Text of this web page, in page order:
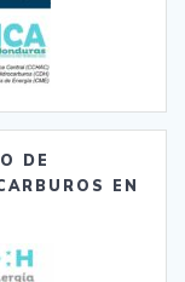
DE
EN